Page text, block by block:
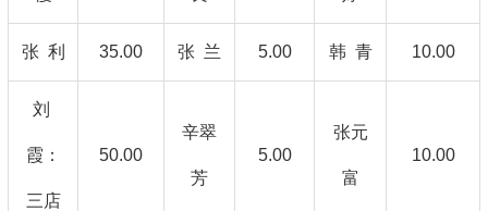
张 利 35.00 张 兰 5.00 韩 青 10.00
刘
霞：
三店
50.00
辛翠
芳
5.00
张元
富
10.00